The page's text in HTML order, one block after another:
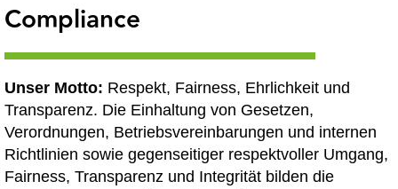
Compliance
Unser Motto: Respekt, Fairness, Ehrlichkeit und
Transparenz. Die Einhaltung von Gesetzen,
Verordnungen, Betriebsvereinbarungen und internen
Richtlinien sowie gegenseitiger respektvoller Umgang,
Fairness, Transparenz und Integrität bilden die